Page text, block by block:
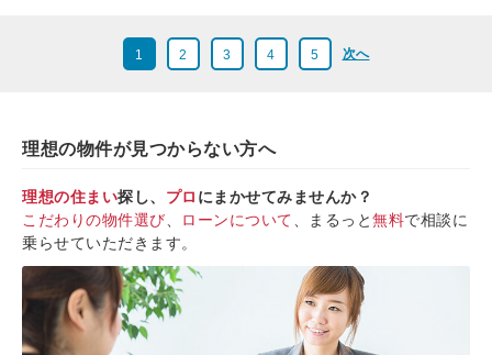
1 2 3 4 5 次へ
理想の物件が見つからない方へ
理想の住まい探し、 プロ にまかせてみませんか？
こだわりの物件選び
ローンについて 、まるっと無料で相談に
乗らせていただきます。